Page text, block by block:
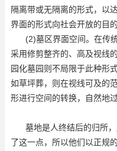
隔离带或无隔离的形式，以
界面的形式向社会开放的目的
(2)墓区界面空间。在传
采用修剪整齐的、高及视线
园化墓园则不局限于此种形
如草坪葬，则在视线可及的
形进行空间的转换，自然地
墓地是人终结后的归所
了这一点，所以他们以正规